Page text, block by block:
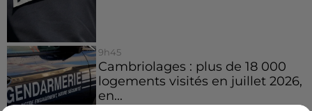
9h45
Cambriolages : plus de 18 000
logements visités en juillet 2026,
en...